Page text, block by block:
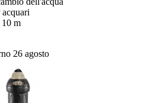
m
26 agosto